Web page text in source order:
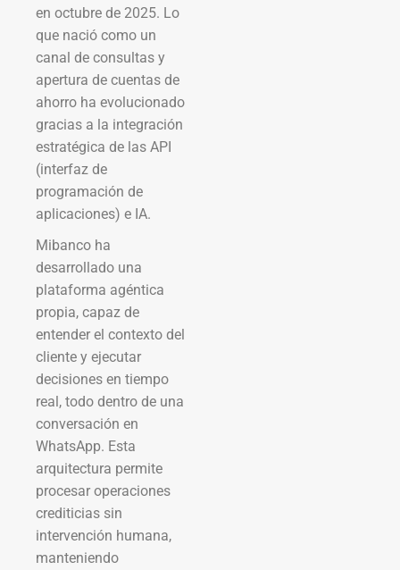
en octubre de 2025. Lo
que nació como un
canal de consultas y
apertura de cuentas de
ahorro ha evolucionado
gracias a la integración
estratégica de las API
(interfaz de
programación de
aplicaciones) e IA.
Mibanco ha
desarrollado una
plataforma agéntica
propia, capaz de
entender el contexto del
cliente y ejecutar
decisiones en tiempo
real, todo dentro de una
conversación en
WhatsApp. Esta
arquitectura permite
procesar operaciones
crediticias sin
intervención humana,
manteniendo